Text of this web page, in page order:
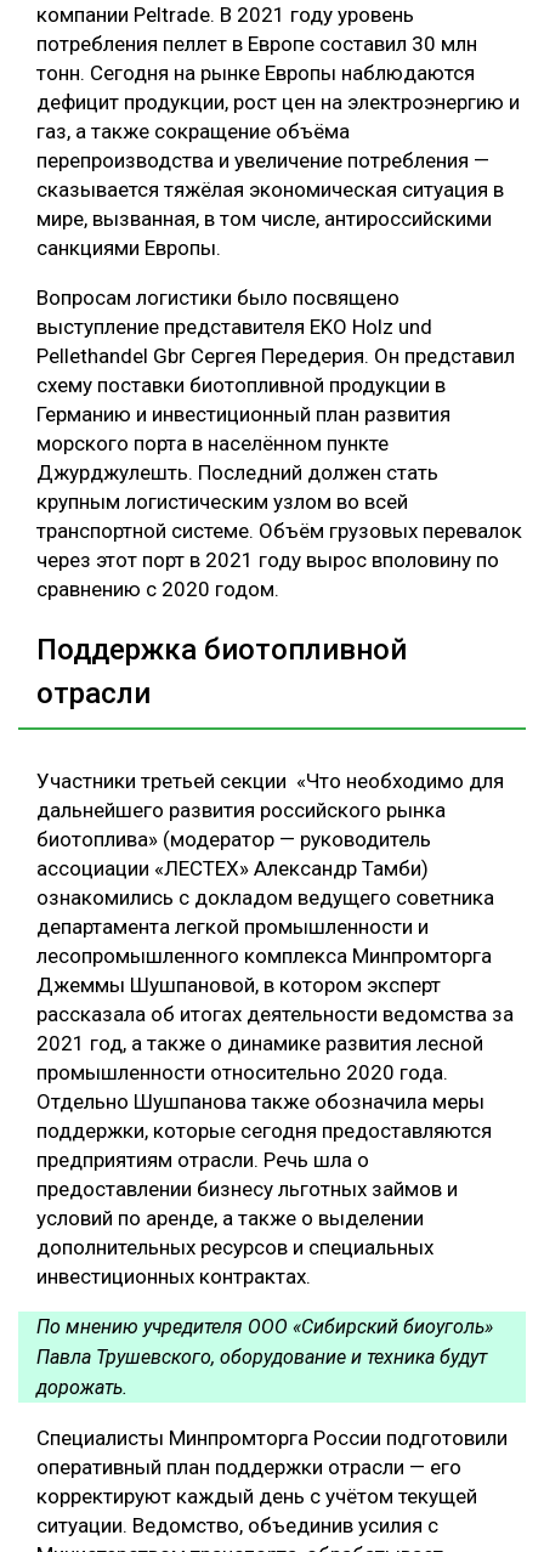
компании Peltrade. В 2021 году уровень
потребления пеллет в Европе составил 30 млн
тонн. Сегодня на рынке Европы наблюдаются
дефицит продукции, рост цен на электроэнергию и
газ, а также сокращение объёма
перепроизводства и увеличение потребления —
сказывается тяжёлая экономическая ситуация в
мире, вызванная, в том числе, антироссийскими
санкциями Европы.
Вопросам логистики было посвящено
выступление представителя EKO Holz und
Pellethandel Gbr Сергея Передерия. Он представил
схему поставки биотопливной продукции в
Германию и инвестиционный план развития
морского порта в населённом пункте
Джурджулешть. Последний должен стать
крупным логистическим узлом во всей
транспортной системе. Объём грузовых перевалок
через этот порт в 2021 году вырос вполовину по
сравнению с 2020 годом.
Поддержка биотопливной
отрасли
Участники третьей секции «Что необходимо для
дальнейшего развития российского рынка
биотоплива» (модератор — руководитель
ассоциации «ЛЕСТЕХ» Александр Тамби)
ознакомились с докладом ведущего советника
департамента легкой промышленности и
лесопромышленного комплекса Минпромторга
Джеммы Шушпановой, в котором эксперт
рассказала об итогах деятельности ведомства за
2021 год, а также о динамике развития лесной
промышленности относительно 2020 года.
Отдельно Шушпанова также обозначила меры
поддержки, которые сегодня предоставляются
предприятиям отрасли. Речь шла о
предоставлении бизнесу льготных займов и
условий по аренде, а также о выделении
дополнительных ресурсов и специальных
инвестиционных контрактах.
По мнению учредителя ООО «Сибирский биоуголь»
Павла Трушевского, оборудование и техника будут
дорожать.
Специалисты Минпромторга России подготовили
оперативный план поддержки отрасли — его
корректируют каждый день с учётом текущей
ситуации. Ведомство, объединив усилия с